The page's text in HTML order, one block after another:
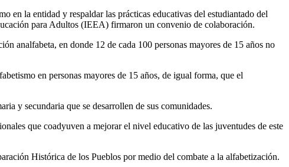
en la entidad y respaldar las prácticas educativas del estudiantado del
para Adultos (IEEA) firmaron un convenio de colaboración.
analfabeta, en donde 12 de cada 100 personas mayores de 15 años no
en personas mayores de 15 años, de igual forma, que el
y secundaria que se desarrollen de sus comunidades.
que coadyuven a mejorar el nivel educativo de las juventudes de este
Histórica de los Pueblos por medio del combate a la alfabetización.